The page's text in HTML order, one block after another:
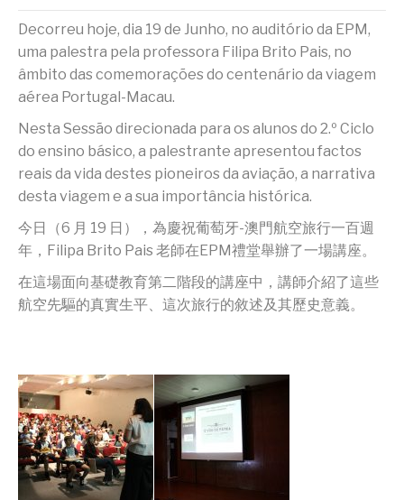
Decorreu hoje, dia 19 de Junho, no auditório da EPM,
uma palestra pela professora Filipa Brito Pais, no
âmbito das comemorações do centenário da viagem
aérea Portugal-Macau.
Nesta Sessão direcionada para os alunos do 2.º Ciclo
do ensino básico, a palestrante apresentou factos
reais da vida destes pioneiros da aviação, a narrativa
desta viagem e a sua importância histórica.
今日（6 月 19 日），為慶祝葡萄牙-澳門航空旅行一百週
年，Filipa Brito Pais 老師在EPM禮堂舉辦了一場講座。
在這場面向基礎教育第二階段的講座中，講師介紹了這些
航空先驅的真實生平、這次旅行的敘述及其歷史意義。